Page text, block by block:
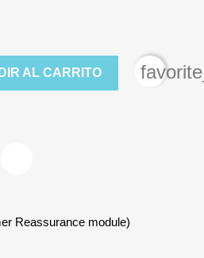
AL CARRITO
Reassurance module)